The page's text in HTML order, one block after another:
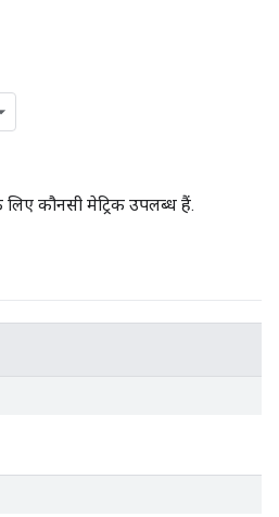
कौनसी मेट्रिक उपलब्ध हैं.